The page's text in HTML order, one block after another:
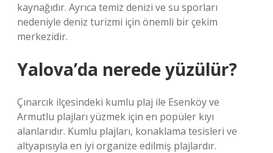
kaynağıdır. Ayrıca temiz denizi ve su sporları
nedeniyle deniz turizmi için önemli bir çekim
merkezidir.
Yalova’da nerede yüzülür?
Çınarcık ilçesindeki kumlu plaj ile Esenköy ve
Armutlu plajları yüzmek için en popüler kıyı
alanlarıdır. Kumlu plajları, konaklama tesisleri ve
altyapısıyla en iyi organize edilmiş plajlardır.